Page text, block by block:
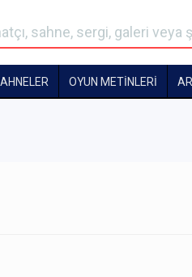
OYUN METİNLERİ